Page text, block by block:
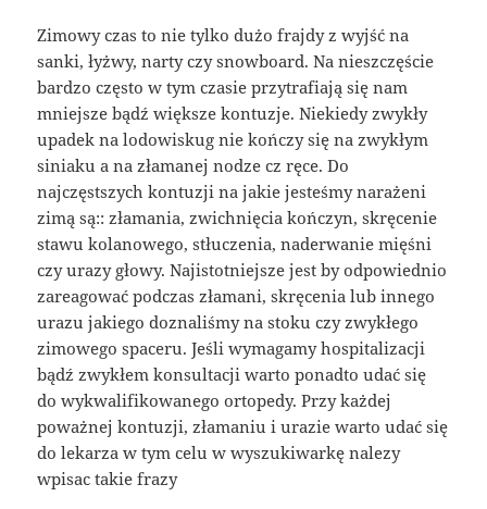
Zimowy czas to nie tylko dużo frajdy z wyjść na
sanki, łyżwy, narty czy snowboard. Na nieszczęście
bardzo często w tym czasie przytrafiają się nam
mniejsze bądź większe kontuzje. Niekiedy zwykły
upadek na lodowiskug nie kończy się na zwykłym
siniaku a na złamanej nodze cz ręce. Do
najczęstszych kontuzji na jakie jesteśmy narażeni
zimą są:: złamania, zwichnięcia kończyn, skręcenie
stawu kolanowego, stłuczenia, naderwanie mięśni
czy urazy głowy. Najistotniejsze jest by odpowiednio
zareagować podczas złamani, skręcenia lub innego
urazu jakiego doznaliśmy na stoku czy zwykłego
zimowego spaceru. Jeśli wymagamy hospitalizacji
bądź zwykłem konsultacji warto ponadto udać się
do wykwalifikowanego ortopedy. Przy każdej
poważnej kontuzji, złamaniu i urazie warto udać się
do lekarza w tym celu w wyszukiwarkę nalezy
wpisac takie frazy